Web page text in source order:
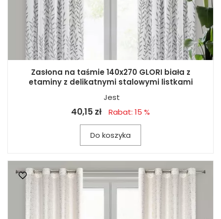
Zasłona na taśmie 140x270 GLORI biała z
etaminy z delikatnymi stalowymi listkami
Jest
40,15 zł Rabat: 15 %
Do koszyka